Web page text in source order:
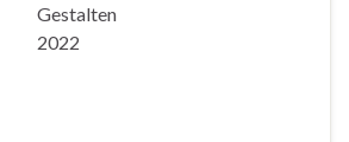
Gestalten
2022